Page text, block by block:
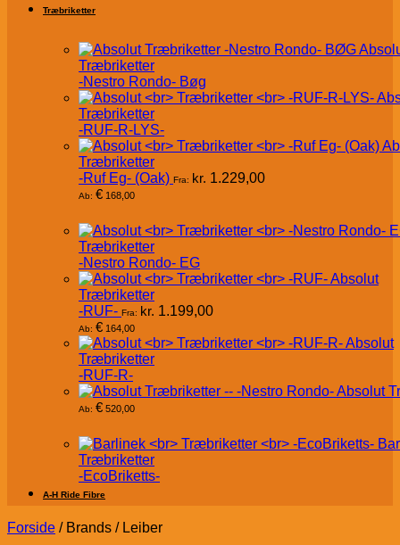
Træbriketter
Træbriketter
-Nestro Rondo- Bøg
Træbriketter
-RUF-R-LYS-
Træbriketter
-Ruf Eg- (Oak) Fra: kr. 1.229,00
Ab: € 168,00
Træbriketter
-Nestro Rondo- EG
Absolut
Træbriketter
-RUF- Fra: kr. 1.199,00
Ab: € 164,00
Absolut
Træbriketter
-RUF-R-
Absolut
Ab: € 520,00
Træbriketter
-EcoBriketts-
A-H Ride Fibre
Forside /Brands /Leiber